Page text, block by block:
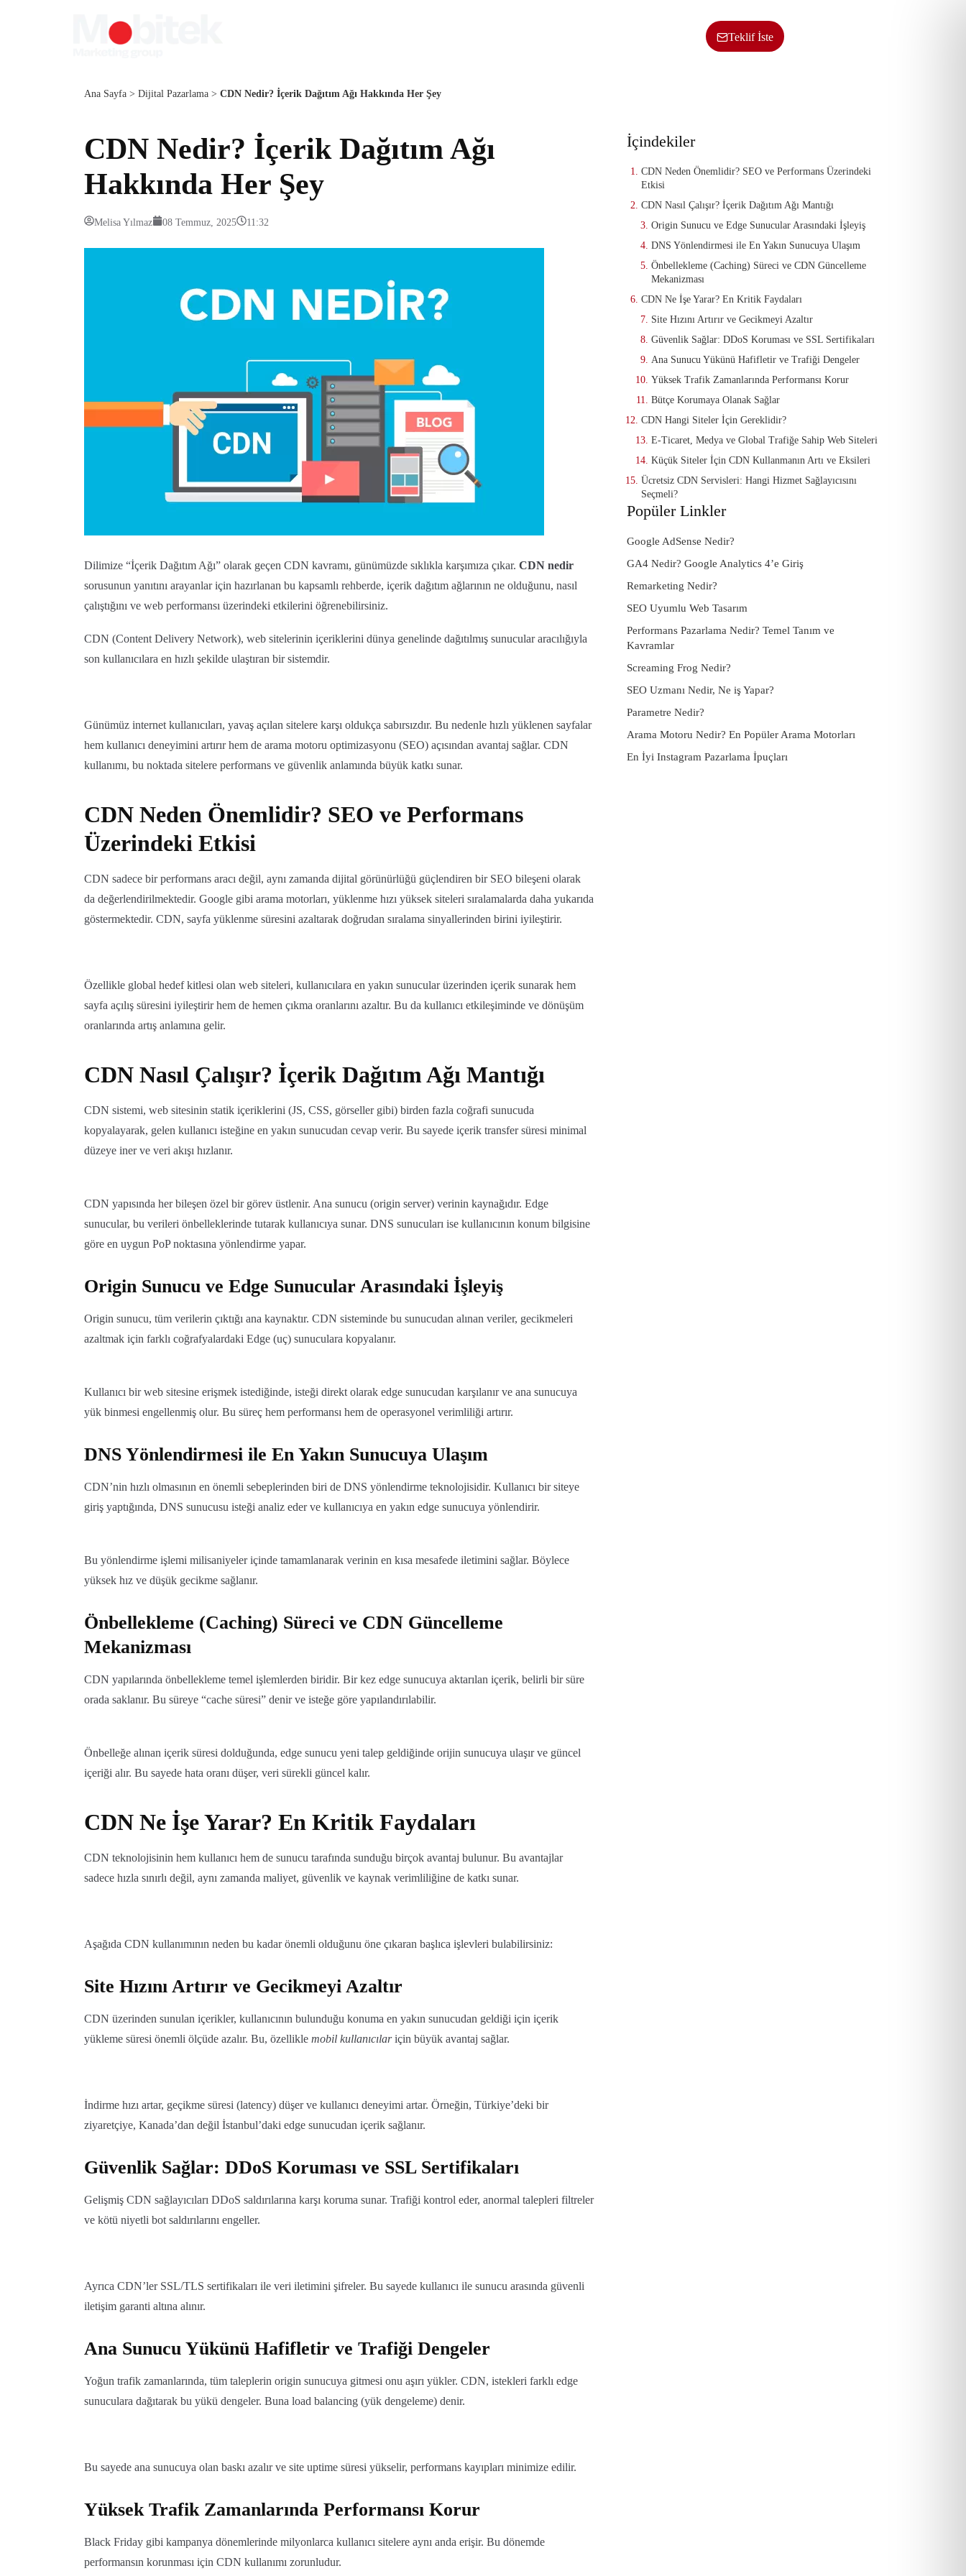
Teklif İste
Ana Sayfa > Dijital Pazarlama > CDN Nedir? İçerik Dağıtım Ağı Hakkında Her Şey
CDN Nedir? İçerik Dağıtım Ağı
Hakkında Her Şey
Melisa Yılmaz 08 Temmuz, 2025 11:32
Dilimize “İçerik Dağıtım Ağı” olarak geçen CDN kavramı, günümüzde sıklıkla karşımıza çıkar. CDN nedir
sorusunun yanıtını arayanlar için hazırlanan bu kapsamlı rehberde, içerik dağıtım ağlarının ne olduğunu, nasıl
çalıştığını ve web performansı üzerindeki etkilerini öğrenebilirsiniz.
CDN (Content Delivery Network), web sitelerinin içeriklerini dünya genelinde dağıtılmış sunucular aracılığıyla
son kullanıcılara en hızlı şekilde ulaştıran bir sistemdir.
Günümüz internet kullanıcıları, yavaş açılan sitelere karşı oldukça sabırsızdır. Bu nedenle hızlı yüklenen sayfalar
hem kullanıcı deneyimini artırır hem de arama motoru optimizasyonu (SEO) açısından avantaj sağlar. CDN
kullanımı, bu noktada sitelere performans ve güvenlik anlamında büyük katkı sunar.
CDN Neden Önemlidir? SEO ve Performans
Üzerindeki Etkisi
CDN sadece bir performans aracı değil, aynı zamanda dijital görünürlüğü güçlendiren bir SEO bileşeni olarak
da değerlendirilmektedir. Google gibi arama motorları, yüklenme hızı yüksek siteleri sıralamalarda daha yukarıda
göstermektedir. CDN, sayfa yüklenme süresini azaltarak doğrudan sıralama sinyallerinden birini iyileştirir.
Özellikle global hedef kitlesi olan web siteleri, kullanıcılara en yakın sunucular üzerinden içerik sunarak hem
sayfa açılış süresini iyileştirir hem de hemen çıkma oranlarını azaltır. Bu da kullanıcı etkileşiminde ve dönüşüm
oranlarında artış anlamına gelir.
CDN Nasıl Çalışır? İçerik Dağıtım Ağı Mantığı
CDN sistemi, web sitesinin statik içeriklerini (JS, CSS, görseller gibi) birden fazla coğrafi sunucuda
kopyalayarak, gelen kullanıcı isteğine en yakın sunucudan cevap verir. Bu sayede içerik transfer süresi minimal
düzeye iner ve veri akışı hızlanır.
CDN yapısında her bileşen özel bir görev üstlenir. Ana sunucu (origin server) verinin kaynağıdır. Edge
sunucular, bu verileri önbelleklerinde tutarak kullanıcıya sunar. DNS sunucuları ise kullanıcının konum bilgisine
göre en uygun PoP noktasına yönlendirme yapar.
Origin Sunucu ve Edge Sunucular Arasındaki İşleyiş
Origin sunucu, tüm verilerin çıktığı ana kaynaktır. CDN sisteminde bu sunucudan alınan veriler, gecikmeleri
azaltmak için farklı coğrafyalardaki Edge (uç) sunuculara kopyalanır.
Kullanıcı bir web sitesine erişmek istediğinde, isteği direkt olarak edge sunucudan karşılanır ve ana sunucuya
yük binmesi engellenmiş olur. Bu süreç hem performansı hem de operasyonel verimliliği artırır.
DNS Yönlendirmesi ile En Yakın Sunucuya Ulaşım
CDN’nin hızlı olmasının en önemli sebeplerinden biri de DNS yönlendirme teknolojisidir. Kullanıcı bir siteye
giriş yaptığında, DNS sunucusu isteği analiz eder ve kullanıcıya en yakın edge sunucuya yönlendirir.
Bu yönlendirme işlemi milisaniyeler içinde tamamlanarak verinin en kısa mesafede iletimini sağlar. Böylece
yüksek hız ve düşük gecikme sağlanır.
Önbellekleme (Caching) Süreci ve CDN Güncelleme
Mekanizması
CDN yapılarında önbellekleme temel işlemlerden biridir. Bir kez edge sunucuya aktarılan içerik, belirli bir süre
orada saklanır. Bu süreye “cache süresi” denir ve isteğe göre yapılandırılabilir.
Önbelleğe alınan içerik süresi dolduğunda, edge sunucu yeni talep geldiğinde orijin sunucuya ulaşır ve güncel
içeriği alır. Bu sayede hata oranı düşer, veri sürekli güncel kalır.
CDN Ne İşe Yarar? En Kritik Faydaları
CDN teknolojisinin hem kullanıcı hem de sunucu tarafında sunduğu birçok avantaj bulunur. Bu avantajlar
sadece hızla sınırlı değil, aynı zamanda maliyet, güvenlik ve kaynak verimliliğine de katkı sunar.
Aşağıda CDN kullanımının neden bu kadar önemli olduğunu öne çıkaran başlıca işlevleri bulabilirsiniz:
Site Hızını Artırır ve Gecikmeyi Azaltır
CDN üzerinden sunulan içerikler, kullanıcının bulunduğu konuma en yakın sunucudan geldiği için içerik
yükleme süresi önemli ölçüde azalır. Bu, özellikle mobil kullanıcılariçin büyük avantaj sağlar.
İndirme hızı artar, geçikme süresi (latency) düşer ve kullanıcı deneyimi artar. Örneğin, Türkiye’deki bir
ziyaretçiye, Kanada’dan değil İstanbul’daki edge sunucudan içerik sağlanır.
Güvenlik Sağlar: DDoS Koruması ve SSL Sertifikaları
Gelişmiş CDN sağlayıcıları DDoS saldırılarına karşı koruma sunar. Trafiği kontrol eder, anormal talepleri filtreler
ve kötü niyetli bot saldırılarını engeller.
Ayrıca CDN’ler SSL/TLS sertifikaları ile veri iletimini şifreler. Bu sayede kullanıcı ile sunucu arasında güvenli
iletişim garanti altına alınır.
Ana Sunucu Yükünü Hafifletir ve Trafiği Dengeler
Yoğun trafik zamanlarında, tüm taleplerin origin sunucuya gitmesi onu aşırı yükler. CDN, istekleri farklı edge
sunuculara dağıtarak bu yükü dengeler. Buna load balancing (yük dengeleme) denir.
Bu sayede ana sunucuya olan baskı azalır ve site uptime süresi yükselir, performans kayıpları minimize edilir.
Yüksek Trafik Zamanlarında Performansı Korur
Black Friday gibi kampanya dönemlerinde milyonlarca kullanıcı sitelere aynı anda erişir. Bu dönemde
performansın korunması için CDN kullanımı zorunludur.
İçindekiler
CDN Neden Önemlidir? SEO ve Performans Üzerindeki
Etkisi
CDN Nasıl Çalışır? İçerik Dağıtım Ağı Mantığı
Origin Sunucu ve Edge Sunucular Arasındaki İşleyiş
DNS Yönlendirmesi ile En Yakın Sunucuya Ulaşım
Önbellekleme (Caching) Süreci ve CDN Güncelleme
Mekanizması
CDN Ne İşe Yarar? En Kritik Faydaları
Site Hızını Artırır ve Gecikmeyi Azaltır
Güvenlik Sağlar: DDoS Koruması ve SSL Sertifikaları
Ana Sunucu Yükünü Hafifletir ve Trafiği Dengeler
Yüksek Trafik Zamanlarında Performansı Korur
Bütçe Korumaya Olanak Sağlar
CDN Hangi Siteler İçin Gereklidir?
E-Ticaret, Medya ve Global Trafiğe Sahip Web Siteleri
Küçük Siteler İçin CDN Kullanmanın Artı ve Eksileri
Ücretsiz CDN Servisleri: Hangi Hizmet Sağlayıcısını
Seçmeli?
Popüler Linkler
Google AdSense Nedir?
GA4 Nedir? Google Analytics 4’e Giriş
Remarketing Nedir?
SEO Uyumlu Web Tasarım
Performans Pazarlama Nedir? Temel Tanım ve
Kavramlar
Screaming Frog Nedir?
SEO Uzmanı Nedir, Ne iş Yapar?
Parametre Nedir?
Arama Motoru Nedir? En Popüler Arama Motorları
En İyi Instagram Pazarlama İpuçları